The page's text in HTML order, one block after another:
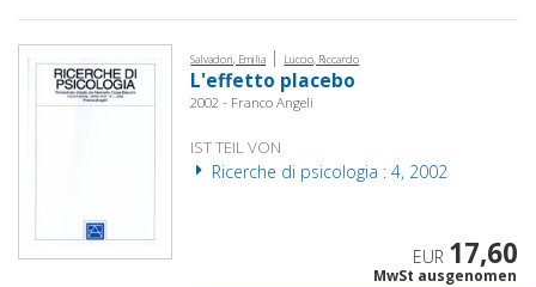
Salvadori, Emilia | Luccio, Riccardo
L'effetto placebo
2002 - Franco Angeli
IST TEIL VON
Ricerche di psicologia : 4, 2002
EUR 17,60
MwSt ausgenomen